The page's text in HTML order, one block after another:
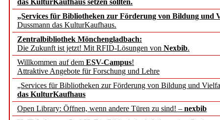
das KulturKaufhaus setzen sollten.
„Services für Bibliotheken zur Förderung von Bildung und
Dussmann das KulturKaufhaus.
Zentralbibliothek Mönchengladbach:
Die Zukunft ist jetzt! Mit RFID-Lösungen von Nexbib.
Willkommen auf dem ESV-Campus!
Attraktive Angebote für Forschung und Lehre
„Services für Bibliotheken zur Förderung von Bildung und
das KulturKaufhaus
Open Library: Öffnen, wenn andere Türen zu sind! – nexbib
Segment Research –
angepasst
konstruktiv!
Mohr Siebeck